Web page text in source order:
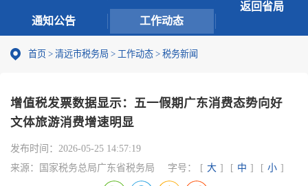
通知公告 工作动态
返回省局
首页 > 清远市税务局 > 工作动态 > 税务新闻
增值税发票数据显示：五一假期广东消费态势向好
文体旅游消费增速明显
发布时间： 2026-05-25 14:57:19
来源：
国家税务总局广东省税务局 字号： [ 大 ] [ 中 ] [ 小 ]